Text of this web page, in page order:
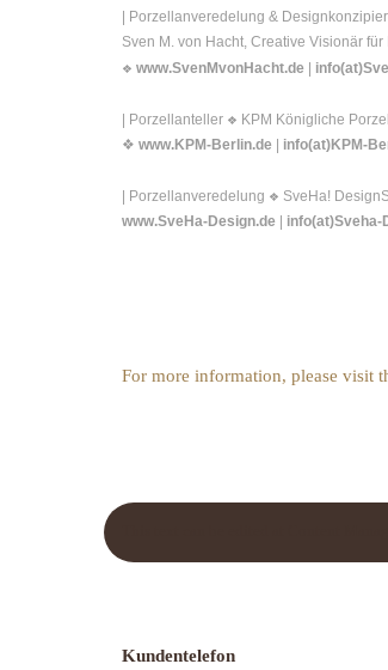
| Porzellanveredelung &
Sven M. von Hacht, Creative Visionär für
❖ www.SvenMvonHacht.de
| Porzellanteller ❖ KPM Königliche
❖ www.KPM-Berlin.de info(at)KPM-
| Porzellanveredelung ❖ SveHa!
www.SveHa-Design.de
info(at)Sveha-
For more information, please visit
Kundentelefon